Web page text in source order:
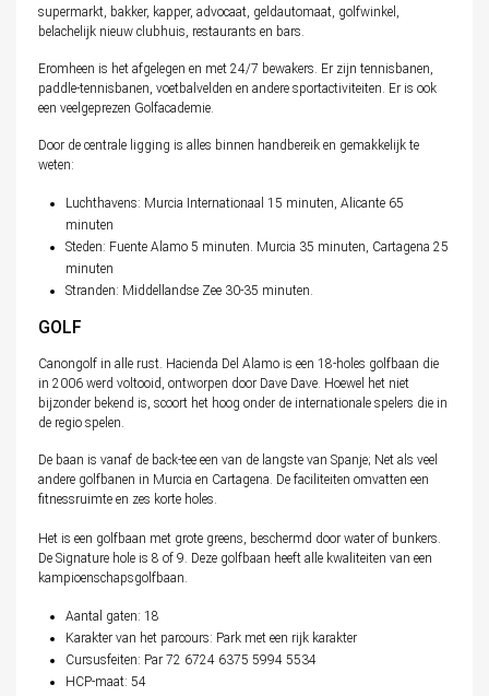
supermarkt, bakker, kapper, advocaat, geldautomaat, golfwinkel,
belachelijk nieuw clubhuis, restaurants en bars.
Eromheen is het afgelegen en met 24/7 bewakers. Er zijn tennisbanen,
paddle-tennisbanen, voetbalvelden en andere sportactiviteiten. Er is ook
een veelgeprezen Golfacademie.
Door de centrale ligging is alles binnen handbereik en gemakkelijk te
weten:
Luchthavens: Murcia Internationaal 15 minuten, Alicante 65
minuten
Steden: Fuente Alamo 5 minuten. Murcia 35 minuten, Cartagena 25
minuten
Stranden: Middellandse Zee 30-35 minuten.
GOLF
Canongolf in alle rust. Hacienda Del Alamo is een 18-holes golfbaan die
in 2006 werd voltooid, ontworpen door Dave Dave. Hoewel het niet
bijzonder bekend is, scoort het hoog onder de internationale spelers die in
de regio spelen.
De baan is vanaf de back-tee een van de langste van Spanje; Net als veel
andere golfbanen in Murcia en Cartagena. De faciliteiten omvatten een
fitnessruimte en zes korte holes.
Het is een golfbaan met grote greens, beschermd door water of bunkers.
De Signature hole is 8 of 9. Deze golfbaan heeft alle kwaliteiten van een
kampioenschapsgolfbaan.
Aantal gaten: 18
Karakter van het parcours: Park met een rijk karakter
Cursusfeiten: Par 72 6724 6375 5994 5534
HCP-maat: 54